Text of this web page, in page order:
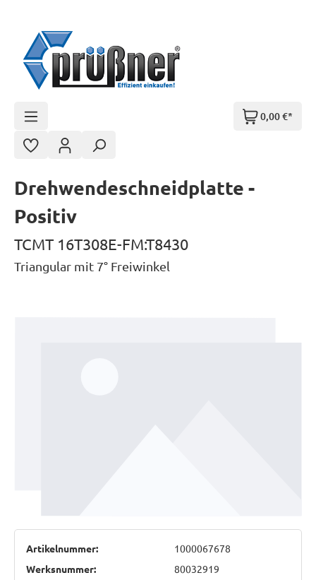
0,00 €*
Drehwendeschneidplatte -
Positiv
TCMT 16T308E-FM:T8430
Triangular mit 7° Freiwinkel
Artikelnummer:
1000067678
Werksnummer:
80032919